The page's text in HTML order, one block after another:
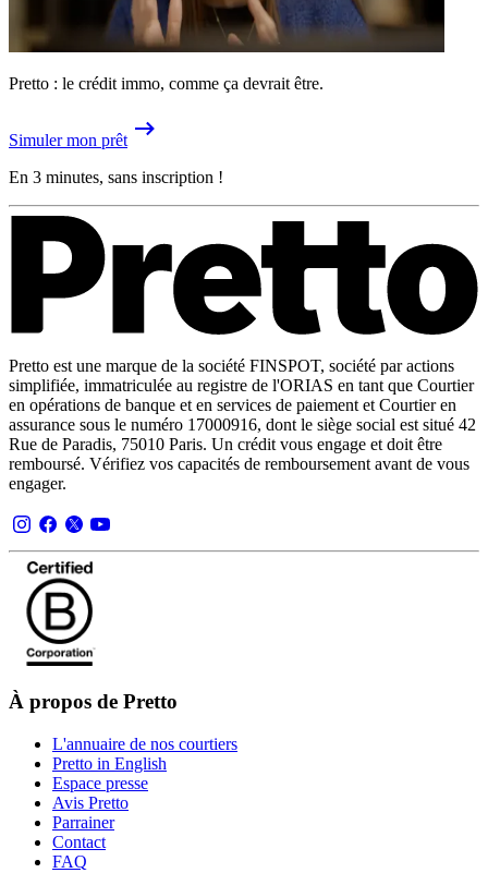
Pretto : le crédit immo, comme ça devrait être.
Simuler mon prêt
En 3 minutes, sans inscription !
Pretto est une marque de la société FINSPOT, société par actions
simplifiée, immatriculée au registre de l'ORIAS en tant que Courtier
en opérations de banque et en services de paiement et Courtier en
assurance sous le numéro 17000916, dont le siège social est situé 42
Rue de Paradis, 75010 Paris. Un crédit vous engage et doit être
remboursé. Vérifiez vos capacités de remboursement avant de vous
engager.
À propos de Pretto
L'annuaire de nos courtiers
Pretto in English
Espace presse
Avis Pretto
Parrainer
Contact
FAQ